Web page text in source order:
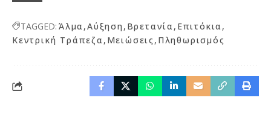
TAGGED: Άλμα Αύξηση Βρετανία Επιτόκια
Κεντρική Τράπεζα Μειώσεις Πληθωρισμός